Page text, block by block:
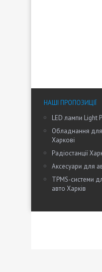
НАШІ ПРОПОЗИЦІЇ
LED лампи Light
Обладнання для
Харкові
Радіостанції
Аксесуари для
TPMS-системи
авто Харків